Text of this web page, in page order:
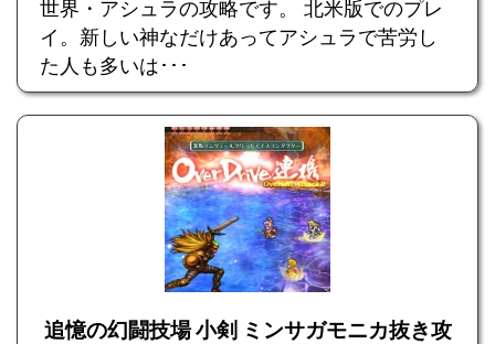
世界・アシュラの攻略です。 北米版でのプレ
イ。新しい神なだけあってアシュラで苦労し
た人も多いは･･･
追憶の幻闘技場 小剣 ミンサガモニカ抜き攻